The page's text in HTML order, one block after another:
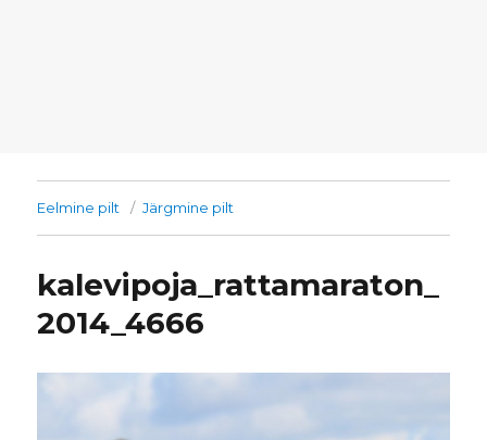
Eelmine pilt Järgmine pilt
kalevipoja_rattamaraton_
2014_4666